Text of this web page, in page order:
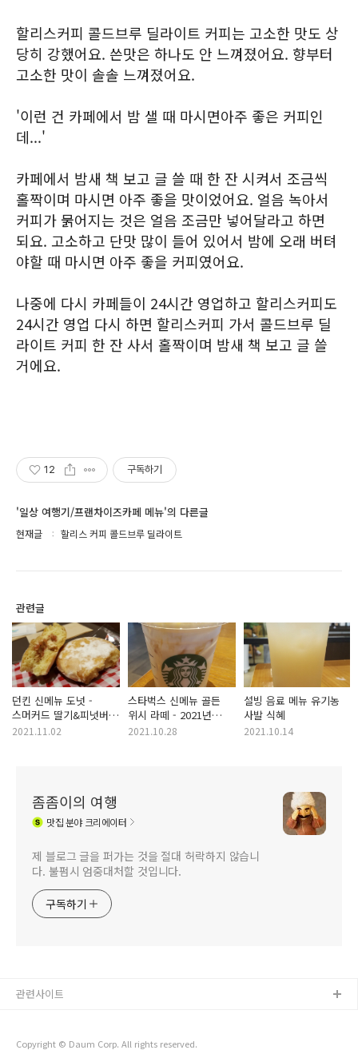
할리스커피 콜드브루 딜라이트 커피는 고소한 맛도 상
당히 강했어요. 쓴맛은 하나도 안 느껴졌어요. 향부터
고소한 맛이 솔솔 느껴졌어요.
'이런 건 카페에서 밤 샐 때 마시면아주 좋은 커피인
데...'
카페에서 밤새 책 보고 글 쓸 때 한 잔 시켜서 조금씩
홀짝이며 마시면 아주 좋을 맛이었어요. 얼음 녹아서
커피가 묽어지는 것은 얼음 조금만 넣어달라고 하면
되요. 고소하고 단맛 많이 들어 있어서 밤에 오래 버텨
야할 때 마시면 아주 좋을 커피였어요.
나중에 다시 카페들이 24시간 영업하고 할리스커피도
24시간 영업 다시 하면 할리스커피 가서 콜드브루 딜
라이트 커피 한 잔 사서 홀짝이며 밤새 책 보고 글 쓸
거에요.
12 구독하기
'일상 여행기/프랜차이즈카페 메뉴'의 다른글
현재글 할리스 커피 콜드브루 딜라이트
관련글
던킨 신메뉴 도넛 -
스머커드 딸기&피넛버터
(2021년 11월 이달의
2021.11.02
스타벅스 신메뉴 골든
위시 라떼 - 2021년
윈터 e-프리퀀시 이벤트
2021.10.28
설빙 음료 메뉴 유기농
사발 식혜
2021.10.14
좀좀이의 여행
맛집분야 크리에이터
제 블로그 글을 퍼가는 것을 절대 허락하지 않습니
다. 불펌시 엄중대처할 것입니다.
구독하기
Copyright © Daum Corp. All rights reserved.
관련사이트